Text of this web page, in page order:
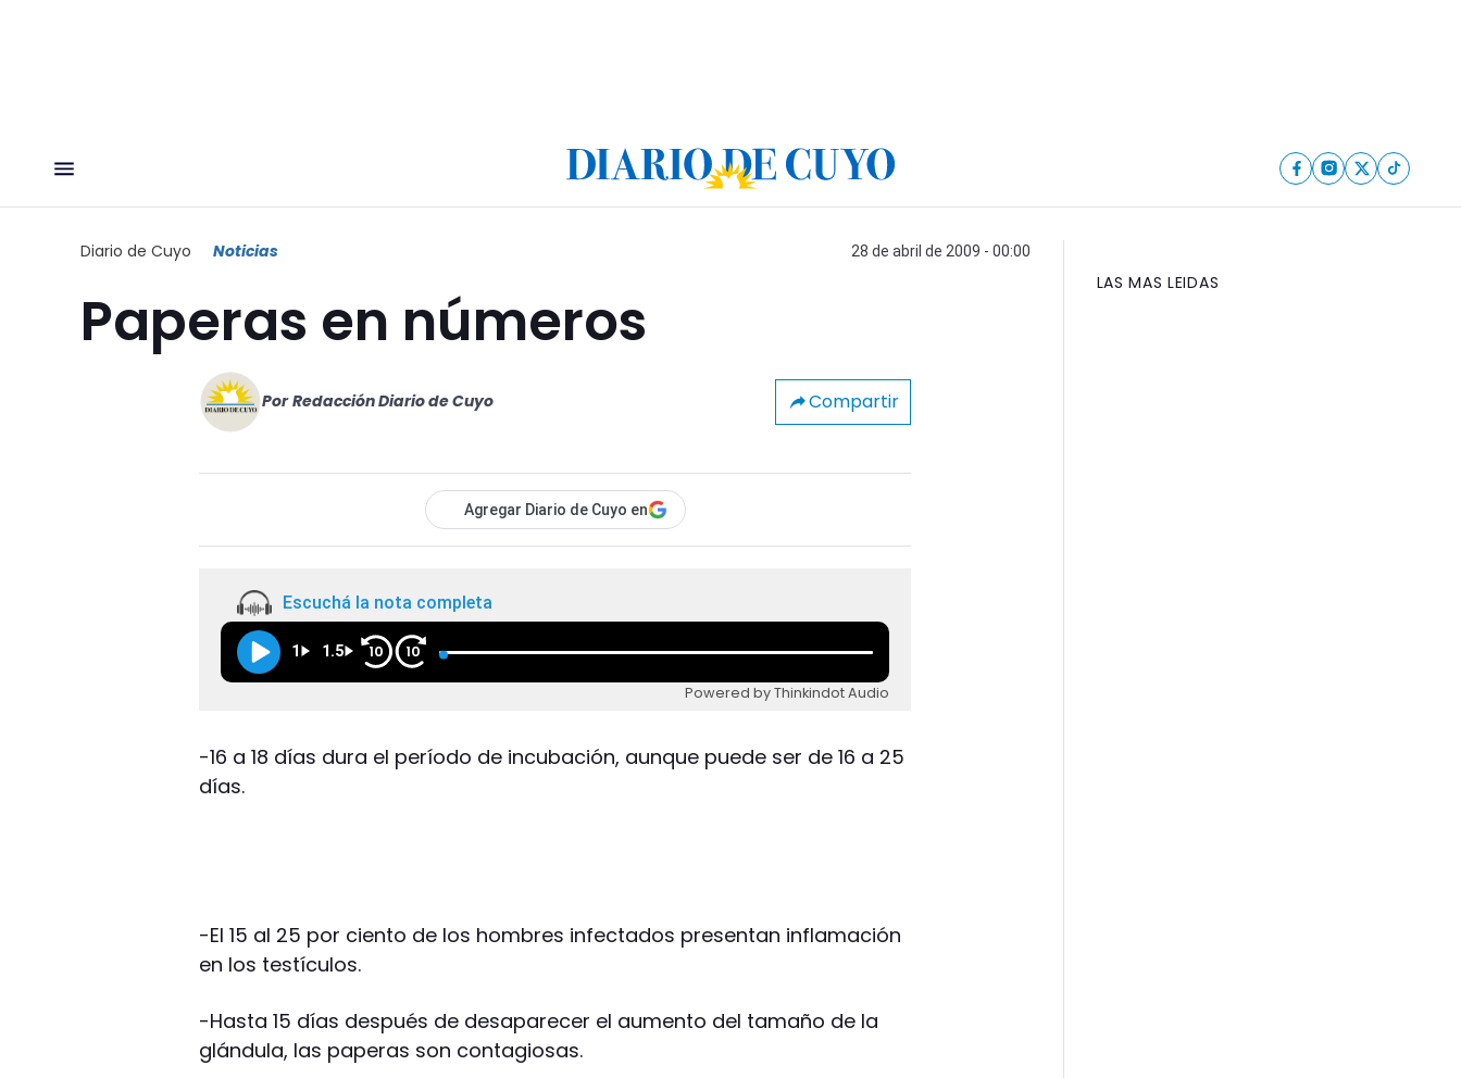
Diario de Cuyo Noticias 28 de abril de 2009 - 00:00
Paperas en números
Por Redacción Diario de Cuyo Compartir
Agregar Diario de Cuyo en
Escuchá la nota completa
1 1.5 10 10
Powered by Thinkindot Audio
-16 a 18 días dura el período de incubación, aunque puede ser de 16 a 25
días.
-El 15 al 25 por ciento de los hombres infectados presentan inflamación
en los testículos.
-Hasta 15 días después de desaparecer el aumento del tamaño de la
glándula, las paperas son contagiosas.
LAS MAS LEIDAS